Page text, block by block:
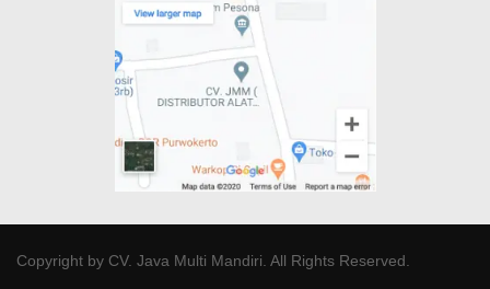
Copyright by CV. Java Multi Mandiri. All Rights Reserved.